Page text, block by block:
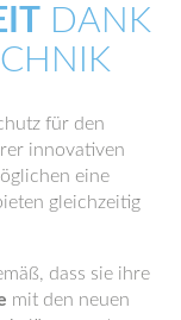
DANK
für den
innovativen
eine
gleichzeitig
dass sie ihre
mit den neuen